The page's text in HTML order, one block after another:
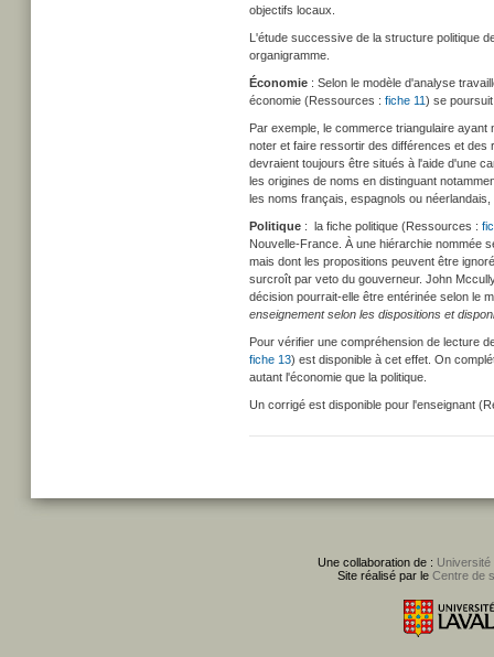
objectifs locaux.
L'étude successive de la structure politique
organigramme.
Économie : Selon le modèle d'analyse
économie (Ressources : fiche 11) se
Par exemple, le commerce triangulaire
noter et faire ressortir des différences et
devraient toujours être situés à l'aide d'une
les origines de noms en distinguant
les noms français, espagnols ou
Politique : la fiche politique (Ressources :
Nouvelle-France. À une hiérarchie nommée
mais dont les propositions peuvent être
surcroît par veto du gouverneur. John
décision pourrait-elle être entérinée selon le
enseignement selon les dispositions et
Pour vérifier une compréhension de lecture
fiche 13) est disponible à cet effet. On
autant l'économie que la politique.
Un corrigé est disponible pour l'enseignant
Une collaboration de : Université
Site réalisé par le Centre de